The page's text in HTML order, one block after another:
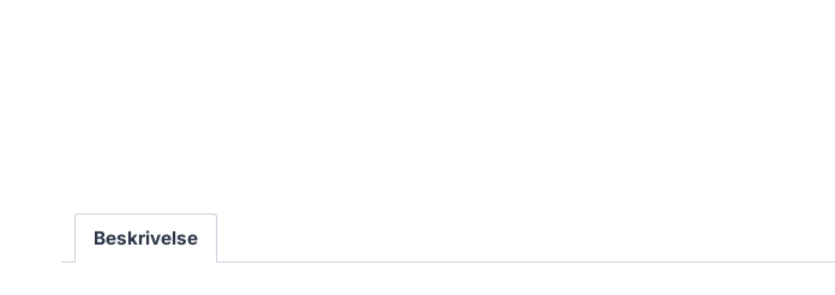
Beskrivelse